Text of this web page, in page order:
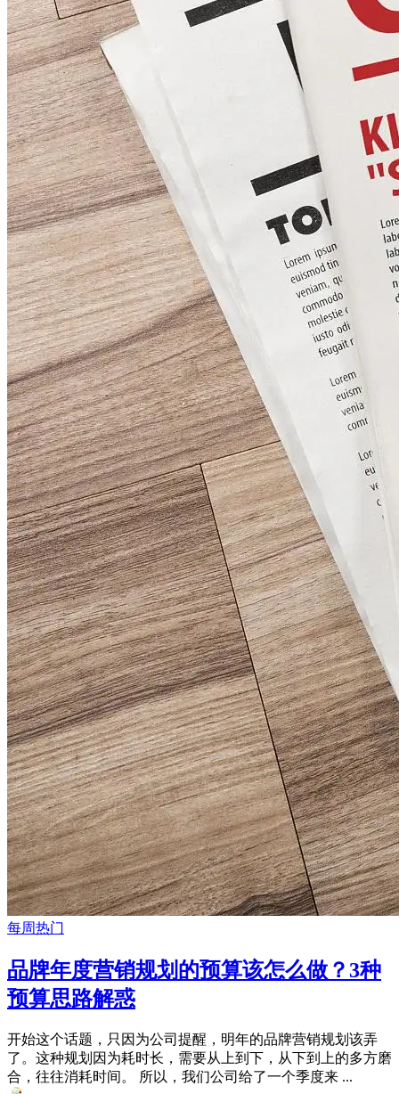
每周热门
品牌年度营销规划的预算该怎么做？3种
预算思路解惑
开始这个话题，只因为公司提醒，明年的品牌营销规划该弄
了。这种规划因为耗时长，需要从上到下，从下到上的多方磨
合，往往消耗时间。 所以，我们公司给了一个季度来 ...